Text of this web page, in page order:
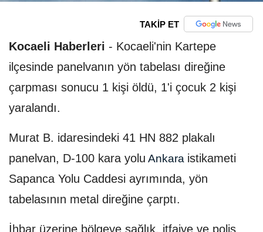
TAKİP ET
Kocaeli Haberleri - Kocaeli'nin Kartepe
ilçesinde panelvanın yön tabelası direğine
çarpması sonucu 1 kişi öldü, 1'i çocuk 2 kişi
yaralandı.
Murat B. idaresindeki 41 HN 882 plakalı
panelvan, D-100 kara yolu Ankara istikameti
Sapanca Yolu Caddesi ayrımında, yön
tabelasının metal direğine çarptı.
İhbar üzerine bölgeye sağlık, itfaiye ve polis